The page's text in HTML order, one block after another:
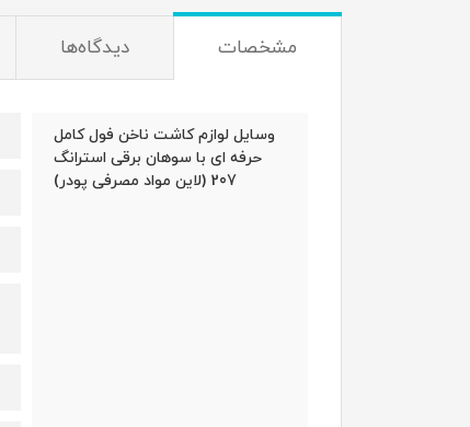
مشخصات دیدگاه‌ها
وسایل لوازم کاشت ناخن فول کامل
حرفه ای با سوهان برقی استرانگ
207 (لاین مواد مصرفی پودر)